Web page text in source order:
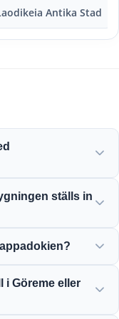
Antika Stad
över
och ett
ställs in
får du full
och 05:30
i Göreme eller